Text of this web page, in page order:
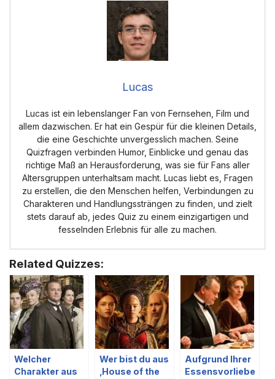
Lucas
Lucas ist ein lebenslanger Fan von Fernsehen, Film und
allem dazwischen. Er hat ein Gespür für die kleinen Details,
die eine Geschichte unvergesslich machen. Seine
Quizfragen verbinden Humor, Einblicke und genau das
richtige Maß an Herausforderung, was sie für Fans aller
Altersgruppen unterhaltsam macht. Lucas liebt es, Fragen
zu erstellen, die den Menschen helfen, Verbindungen zu
Charakteren und Handlungssträngen zu finden, und zielt
stets darauf ab, jedes Quiz zu einem einzigartigen und
fesselnden Erlebnis für alle zu machen.
Related Quizzes:
Welcher
Charakter aus
Wer bist du aus
‚House of the
Aufgrund Ihrer
Essensvorliebe